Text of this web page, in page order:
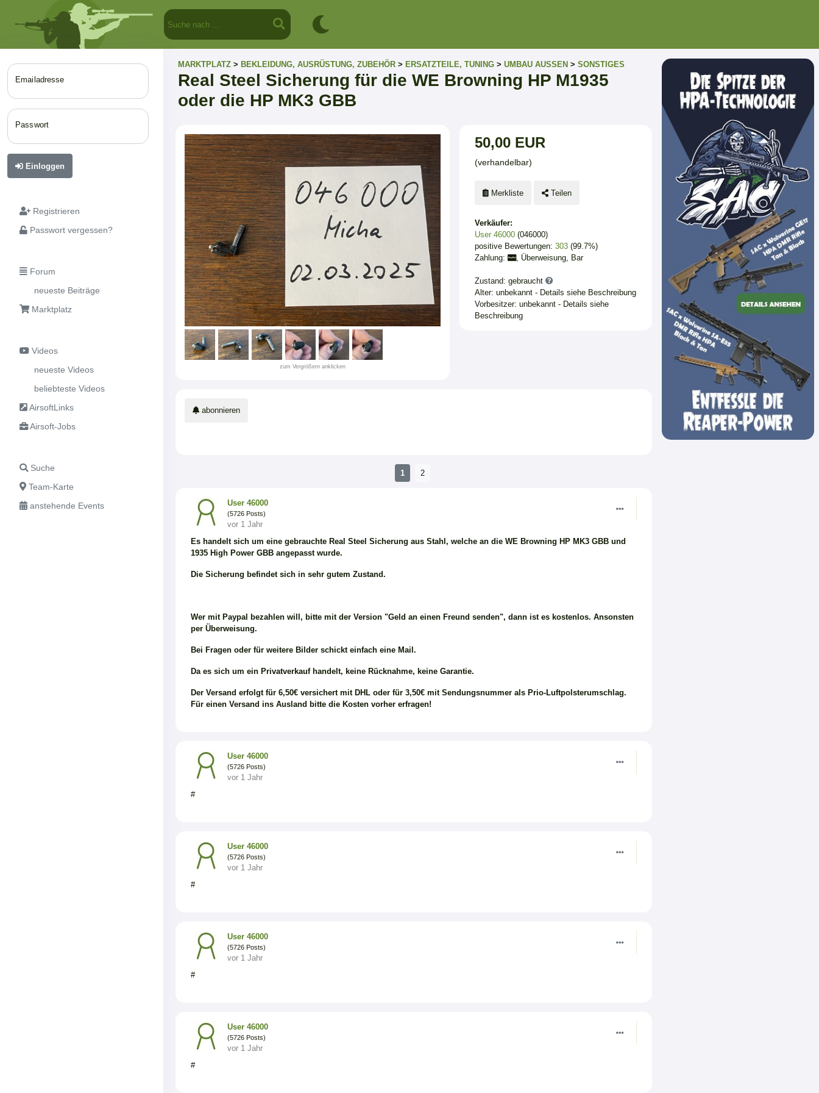
Emailadresse
Passwort
Einloggen
Registrieren
Passwort vergessen?
Forum
neueste Beiträge
Marktplatz
Videos
neueste Videos
beliebteste Videos
AirsoftLinks
Airsoft-Jobs
Suche
Team-Karte
anstehende Events
MARKTPLATZ > BEKLEIDUNG, AUSRÜSTUNG, ZUBEHÖR > ERSATZTEILE, TUNING > UMBAU AUSSEN > SONSTIGES
Real Steel Sicherung für die WE Browning HP M1935
oder die HP MK3 GBB
zum Vergrößern anklicken
50,00 EUR
(verhandelbar)
Merkliste Teilen
Verkäufer:
User 46000(046000)
positive Bewertungen: 303(99.7%)
Zahlung:
, Überweisung, Bar
Zustand: gebraucht
Alter: unbekannt - Details siehe Beschreibung
Vorbesitzer: unbekannt - Details siehe
Beschreibung
abonnieren
1 2
User 46000
(5726 Posts)
vor 1 Jahr
Es handelt sich um eine gebrauchte Real Steel Sicherung aus Stahl, welche an die WE Browning HP MK3 GBB und
1935 High Power GBB angepasst wurde.
Die Sicherung befindet sich in sehr gutem Zustand.
Wer mit Paypal bezahlen will, bitte mit der Version "Geld an einen Freund senden", dann ist es kostenlos. Ansonsten
per Überweisung.
Bei Fragen oder für weitere Bilder schickt einfach eine Mail.
Da es sich um ein Privatverkauf handelt, keine Rücknahme, keine Garantie.
Der Versand erfolgt für 6,50€ versichert mit DHL oder für 3,50€ mit Sendungsnummer als Prio-Luftpolsterumschlag.
Für einen Versand ins Ausland bitte die Kosten vorher erfragen!
User 46000
(5726 Posts)
vor 1 Jahr
#
User 46000
(5726 Posts)
vor 1 Jahr
#
User 46000
(5726 Posts)
vor 1 Jahr
#
User 46000
(5726 Posts)
vor 1 Jahr
#